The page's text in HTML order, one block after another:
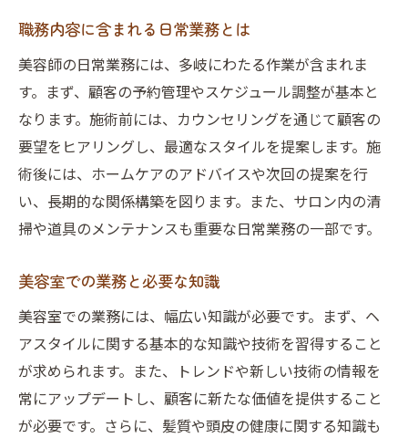
美容室のアシスタントの役割解説
美容師の職務経歴書の書き方ガイド
美容師経歴書の作成ポイント
職務経歴書の効果的な書き方
美容師の業務内容を明確に記述
美容師経歴書のサンプル紹介
履歴書と経歴書の違いと活用法
美容室の事業と職務の関連性
美容室での業務と事業内容の理解
美容室のビジョンと業務の役割
美容室事業における職務の重要性
職務内容に含まれる日常業務とは
美容師の日常業務には、多岐にわたる作業が含まれま
す。まず、顧客の予約管理やスケジュール調整が基本と
なります。施術前には、カウンセリングを通じて顧客の
要望をヒアリングし、最適なスタイルを提案します。施
術後には、ホームケアのアドバイスや次回の提案を行
い、長期的な関係構築を図ります。また、サロン内の清
掃や道具のメンテナンスも重要な日常業務の一部です。
美容室での業務と必要な知識
美容室での業務には、幅広い知識が必要です。まず、ヘ
アスタイルに関する基本的な知識や技術を習得すること
が求められます。また、トレンドや新しい技術の情報を
常にアップデートし、顧客に新たな価値を提供すること
が必要です。さらに、髪質や頭皮の健康に関する知識も